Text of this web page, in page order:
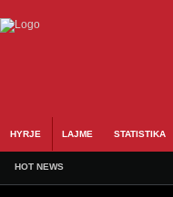
HYRJE LAJME STATISTIKA
HOT NEWS